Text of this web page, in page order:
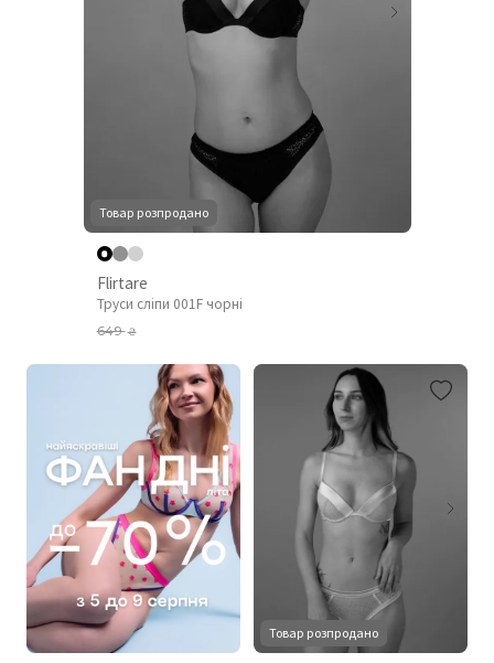
Товар розпродано
Flirtare
Труси сліпи 001F чорні
649₴
Товар розпродано